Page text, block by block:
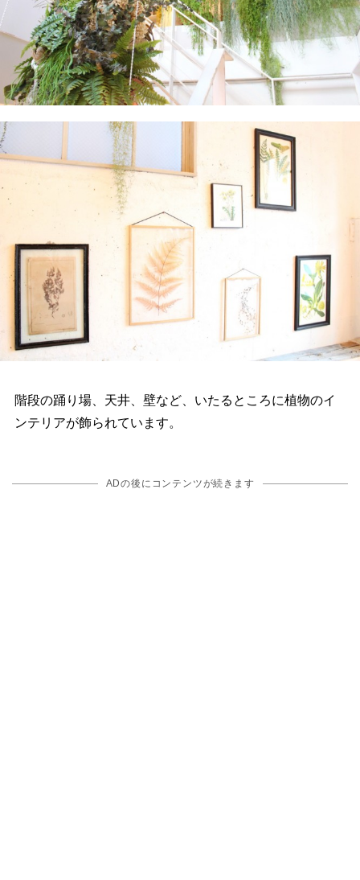
階段の踊り場、天井、壁など、いたるところに植物のイ
ンテリアが飾られています。
ADの後にコンテンツが続きます